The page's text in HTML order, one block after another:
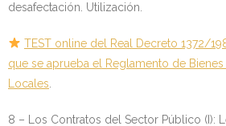
desafectación. Utilización.
TEST online del Real Decreto 1372/
que se aprueba el Reglamento de
Locales
8 – Los Contratos del Sector Público (I):